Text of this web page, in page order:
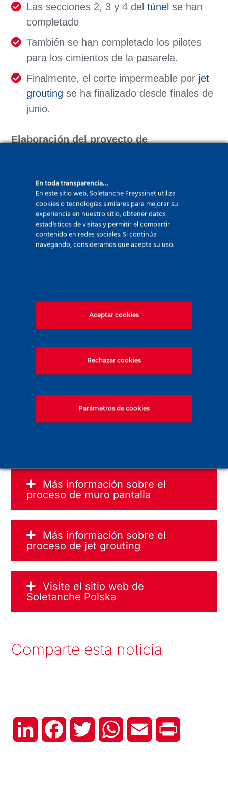
Las secciones 2, 3 y 4 deltúnel se han
completado
También se han completado los pilotes
para los cimientos de la pasarela.
Finalmente, el corte impermeable por jet
grouting se ha finalizado desde finales de
junio.
Elaboración del proyecto de
Inversores:PKP Polskie Linie Kolejowe y
Tramwaje Warszawskie
Empresa general:Budimex SA
Diseño y realización de los trabajos
especiales de cimentación:
Más información sobre el
proceso de muro pantalla
Más información sobre el
proceso de jet grouting
Visite el sitio web de
Soletanche Polska
Comparte esta noticia
LinkedIn FacebookTwitter WhatsAppEmail
En toda transparencia…
En este sitio web, Soletanche Freyssinet utiliza
cookies o tecnologías similares para mejorar su
experiencia en nuestro sitio, obtener datos
estadísticos de visitas y permitir el compartir
contenido en redes sociales. Si continúa
navegando, consideramos que acepta su uso.
Aceptar cookies
Rechazar cookies
Parámetros de cookies